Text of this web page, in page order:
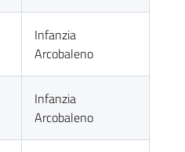
Infanzia
Arcobaleno
Infanzia
Arcobaleno